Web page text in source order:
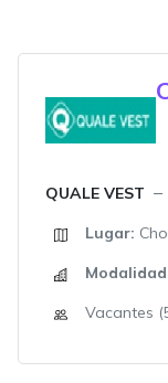
QUALE VEST
Lugar:
Vacantes